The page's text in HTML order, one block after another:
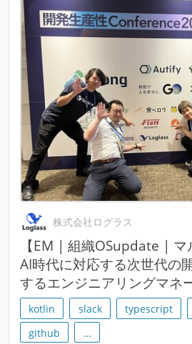
株式会社ログラス
【EM | 組織OSupdate | マ
AI時代に対応する次世代の
するエンジニアリングマネ
kotlin slack typescript
github
…